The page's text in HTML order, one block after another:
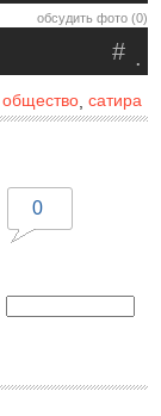
обсудить фото (0)
.
#
общество, сатира
0